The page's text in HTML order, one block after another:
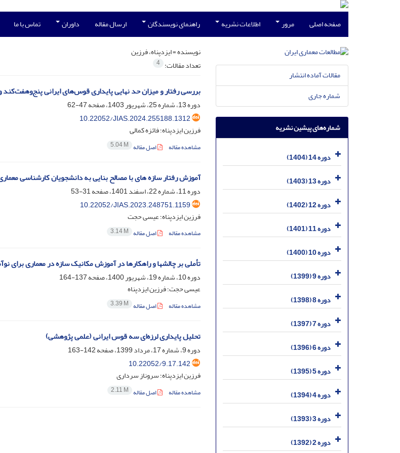
صفحه اصلی مرور اطلاعات نشریه راهنمای نویسندگان ارسال مقاله داوران تماس با ما
نویسنده =ایزدپناه، فرزین
تعداد مقالات: 4
بررسی رفتار و میزان حد نهایی پایداری قوس‌های ایرانی
دوره 13، شماره 25، شهریور 1403، صفحه
47-62
10.22052/JIAS.2024.255188.1312
فرزین ایزدپناه؛ فائزه کمالی
مشاهده مقاله اصل مقاله 5.04 M
آموزش رفتار سازه های با مصالح بنایی به دانشجویان کارشناسی
دوره 11، شماره 22، اسفند 1401، صفحه
31-53
10.22052/JIAS.2023.248751.1159
فرزین ایزدپناه؛ عیسی حجت
مشاهده مقاله اصل مقاله 3.14 M
تأملی بر چالشها و راهکارها در آموزش مکانیک سازه در معماری برای
دوره 10، شماره 19، شهریور 1400، صفحه
137-164
عیسی حجت؛ فرزین ایزدپناه
مشاهده مقاله اصل مقاله 3.39 M
تحلیل پایداری لرزه‌ای سه قوس ایرانی (علمی پژوهشی)
دوره 9، شماره 17، مرداد 1399، صفحه
142-163
10.22052/9.17.142
فرزین ایزدپناه؛ سروناز سرداری
مشاهده مقاله اصل مقاله 2.11 M
مقالات آماده انتشار
شماره جاری
شماره‌های پیشین نشریه
دوره 14 (1404)
دوره 13 (1403)
دوره 12 (1402)
دوره 11 (1401)
دوره 10 (1400)
دوره 9 (1399)
دوره 8 (1398)
دوره 7 (1397)
دوره 6 (1396)
دوره 5 (1395)
دوره 4 (1394)
دوره 3 (1393)
دوره 2 (1392)